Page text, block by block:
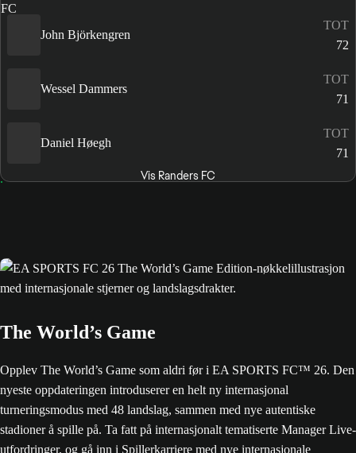
John Björkengren
TOT
72
Wessel Dammers
TOT
71
Daniel Høegh
TOT
71
Vis Randers FC
The World’s Game
Opplev The World’s Game som aldri før i EA SPORTS FC™ 26. Den
nyeste oppdateringen introduserer en helt ny internasjonal
turneringsmodus med 48 landslag, sammen med nye autentiske
stadioner å spille på. Ta fatt på internasjonalt tematiserte Manager Live-
utfordringer, og gå inn i Spillerkarriere med nye internasjonale